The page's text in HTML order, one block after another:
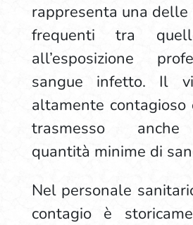
rappresenta una
frequenti tra
all’esposizione
sangue infetto. Il
altamente contagioso
trasmesso
quantità minime di
Nel personale
contagio è